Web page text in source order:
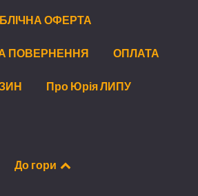
ОФЕРТА
ПОВЕРНЕННЯ ОПЛАТА
Про Юрія ЛИПУ
До гори